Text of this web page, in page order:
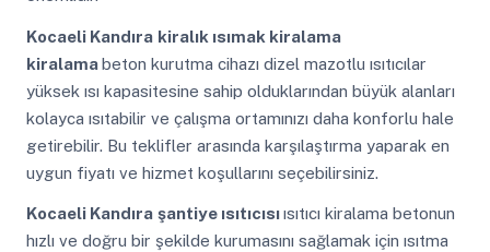
Kocaeli Kandıra kiralık ısımak kiralama
kiralamabeton kurutma cihazı dizel mazotlu ısıtıcılar
yüksek ısı kapasitesine sahip olduklarından büyük alanları
kolayca ısıtabilir ve çalışma ortamınızı daha konforlu hale
getirebilir. Bu teklifler arasında karşılaştırma yaparak en
uygun fiyatı ve hizmet koşullarını seçebilirsiniz.
Kocaeli Kandıra şantiye ısıtıcısıısıtıcı kiralama betonun
hızlı ve doğru bir şekilde kurumasını sağlamak için ısıtma